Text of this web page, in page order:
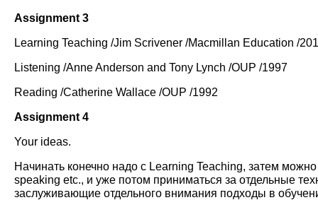
Assignment 3
Learning Teaching /Jim Scrivener /Macmillan Education /
Listening /Anne Anderson and Tony Lynch /OUP /1997
Reading /Catherine Wallace /OUP /1992
Assignment 4
Your ideas.
Начинать конечно надо с Learning Teaching, затем
speaking etc., и уже потом приниматься за отдельные
заслуживающие отдельного внимания подходы в